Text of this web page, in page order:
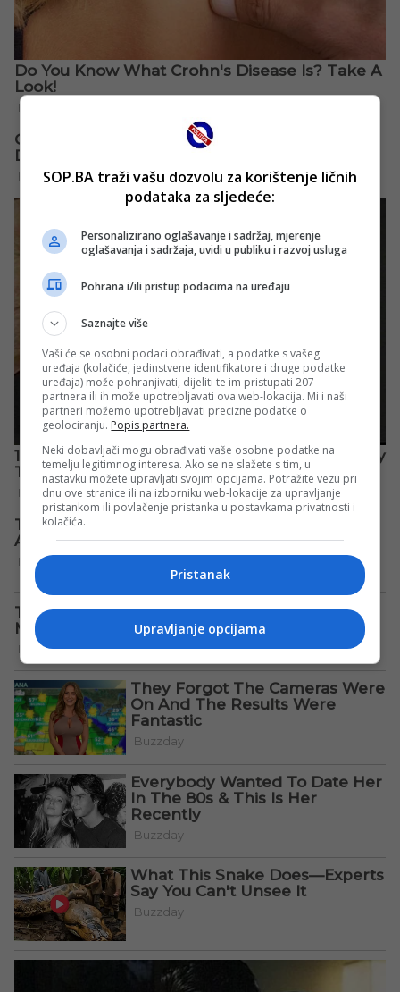
SOP.BA traži vašu dozvolu za korištenje ličnih
podataka za sljedeće:
Personalizirano oglašavanje i sadržaj, mjerenje
oglašavanja i sadržaja, uvidi u publiku i razvoj usluga
Pohrana i/ili pristup podacima na uređaju
Saznajte više
Vaši će se osobni podaci obrađivati, a podatke s vašeg
uređaja (kolačiće, jedinstvene identifikatore i druge podatke
uređaja) može pohranjivati, dijeliti te im pristupati 207
partnera ili ih može upotrebljavati ova web-lokacija. Mi i naši
partneri možemo upotrebljavati precizne podatke o
geolociranju. Popis partnera.
Neki dobavljači mogu obrađivati vaše osobne podatke na
temelju legitimnog interesa. Ako se ne slažete s tim, u
nastavku možete upravljati svojim opcijama. Potražite vezu pri
dnu ove stranice ili na izborniku web-lokacije za upravljanje
pristankom ili povlačenje pristanka u postavkama privatnosti i
kolačića.
Pristanak
Upravljanje opcijama